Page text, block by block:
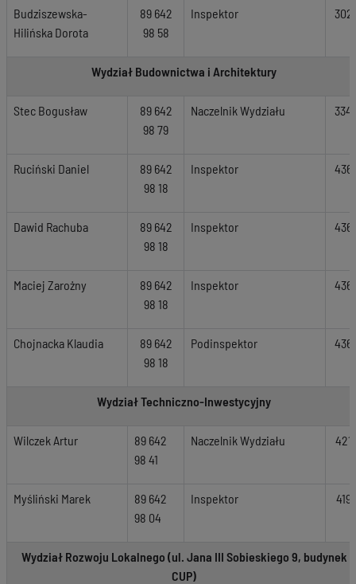
Budziszewska-
Hilińska Dorota
89 642
98 58
Inspektor 302
Wydział Budownictwa i Architektury
Stec Bogusław
89 642
98 79
Naczelnik Wydziału 334
Ruciński Daniel
89 642
98 18
Inspektor 436
Dawid Rachuba
89 642
98 18
Inspektor 436
Maciej Zarożny
89 642
98 18
Inspektor 436
Chojnacka Klaudia
89 642
98 18
Podinspektor 436
Wydział Techniczno-Inwestycyjny
Wilczek Artur
89 642
98 41
Naczelnik Wydziału 421
Myśliński Marek
89 642
98 04
Inspektor 419
Wydział Rozwoju Lokalnego (ul. Jana III Sobieskiego 9, budynek
CUP)